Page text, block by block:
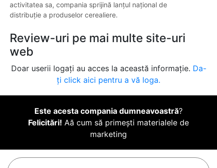
activitatea sa, compania sprijină lanțul național de
distribuție a produselor cerealiere.
Review-uri pe mai multe site-uri
web
Doar userii logați au acces la această informație. Da-
ți click aici pentru a vă loga.
Este acesta compania dumneavoastră?
Felicitări! Aă cum să primești materialele de
marketing